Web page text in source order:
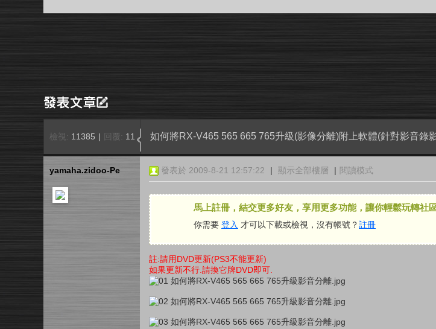
檢視: 11385 | 回覆: 11 如何將RX-V465 565 665 765升級(影像分離)附上軟體(針對影音錄
yamaha.zidoo-Pe 發表於 2009-8-21 12:57:22 | 顯示全部樓層 | 閱讀模式
馬上註冊，結交更多好友，享用更多功能，讓你輕鬆玩轉社區
你需要 登入 才可以下載或檢視，沒有帳號？註冊
註:請用DVD更新(PS3不能更新)
如果更新不行.請換它牌DVD即可.